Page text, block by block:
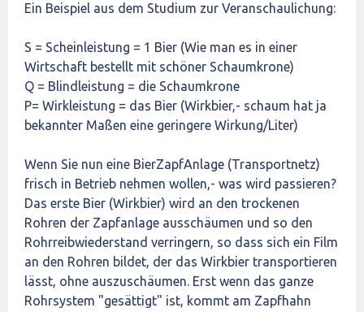
Ein Beispiel aus dem Studium zur Veranschaulichung:
S = Scheinleistung = 1 Bier (Wie man es in einer
Wirtschaft bestellt mit schöner Schaumkrone)
Q = Blindleistung = die Schaumkrone
P= Wirkleistung = das Bier (Wirkbier,- schaum hat ja
bekannter Maßen eine geringere Wirkung/Liter)
Wenn Sie nun eine BierZapfAnlage (Transportnetz)
frisch in Betrieb nehmen wollen,- was wird passieren?
Das erste Bier (Wirkbier) wird an den trockenen
Rohren der Zapfanlage ausschäumen und so den
Rohrreibwiederstand verringern, so dass sich ein Film
an den Rohren bildet, der das Wirkbier transportieren
lässt, ohne auszuschäumen. Erst wenn das ganze
Rohrsystem "gesättigt" ist, kommt am Zapfhahn